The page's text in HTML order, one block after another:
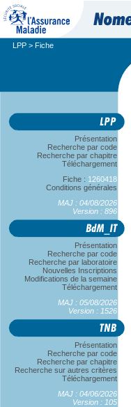
LPP > Fiche
Présentation
Recherche par code
Recherche par chapitre
Téléchargement
Fiche : 1260418
Conditions générales
MAJ : 04/08/2026
Version : 896
Présentation
Recherche par code
Recherche par laboratoire
Nouvelles Inscriptions
Modifications de la semaine
Téléchargement
MAJ : 05/08/2026
Version : 1526
Présentation
Recherche par code
Recherche par chapitre
Recherche sur autres critères
Téléchargement
MAJ : 04/06/2026
Version : 105